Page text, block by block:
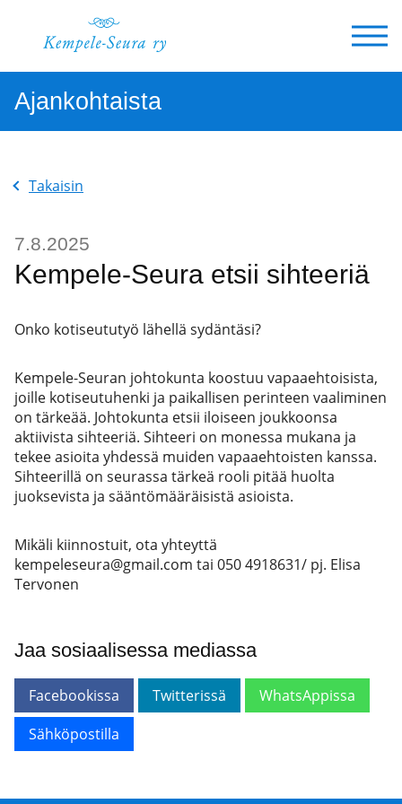
Ajankohtaista
Takaisin
7.8.2025
Kempele-Seura etsii sihteeriä
Onko kotiseututyö lähellä sydäntäsi?
Kempele-Seuran johtokunta koostuu vapaaehtoisista,
joille kotiseutuhenki ja paikallisen perinteen vaaliminen
on tärkeää. Johtokunta etsii iloiseen joukkoonsa
aktiivista sihteeriä. Sihteeri on monessa mukana ja
tekee asioita yhdessä muiden vapaaehtoisten kanssa.
Sihteerillä on seurassa tärkeä rooli pitää huolta
juoksevista ja sääntömääräisistä asioista.
Mikäli kiinnostuit, ota yhteyttä
kempeleseura@gmail.com tai 050 4918631/ pj. Elisa
Tervonen
Jaa sosiaalisessa mediassa
Facebookissa Twitterissä
WhatsAppissa
Sähköpostilla